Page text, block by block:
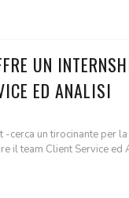
UN
ED ANALISI
cerca un tirocinante per
il team Client Service ed